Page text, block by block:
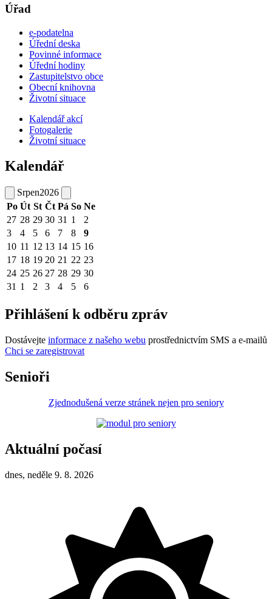
Úřad
e-podatelna
Úřední deska
Povinné informace
Úřední hodiny
Zastupitelstvo obce
Obecní knihovna
Životní situace
Kalendář akcí
Fotogalerie
Životní situace
Kalendář
Srpen2026
Po Út St Čt Pá So Ne
27 28 29 30 31 1
2
3
4 5 6 7 8
9
10 11 12 13 14 15 16
17 18 19 20 21 22 23
24 25 26 27 28 29 30
31 1 2 3 4 5 6
Přihlášení k odběru zpráv
Dostávejte informace z našeho webu prostřednictvím SMS a e-mailů
Chci se zaregistrovat
Senioři
Zjednodušená verze stránek nejen pro seniory
Aktuální počasí
dnes, neděle 9. 8. 2026